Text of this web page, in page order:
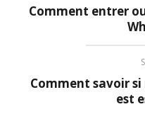
Comment entrer
Comment savoir
est